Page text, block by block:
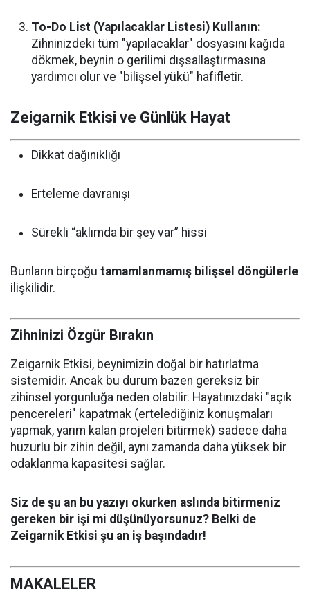
To-Do List (Yapılacaklar Listesi) Kullanın:
Zihninizdeki tüm "yapılacaklar" dosyasını kağıda
dökmek, beynin o gerilimi dışsallaştırmasına
yardımcı olur ve "bilişsel yükü" hafifletir.
Zeigarnik Etkisi ve Günlük Hayat
Dikkat dağınıklığı
Erteleme davranışı
Sürekli “aklımda bir şey var” hissi
Bunların birçoğu tamamlanmamış bilişsel döngülerle
ilişkilidir.
Zihninizi Özgür Bırakın
Zeigarnik Etkisi, beynimizin doğal bir hatırlatma
sistemidir. Ancak bu durum bazen gereksiz bir
zihinsel yorgunluğa neden olabilir. Hayatınızdaki "açık
pencereleri" kapatmak (ertelediğiniz konuşmaları
yapmak, yarım kalan projeleri bitirmek) sadece daha
huzurlu bir zihin değil, aynı zamanda daha yüksek bir
odaklanma kapasitesi sağlar.
Siz de şu an bu yazıyı okurken aslında bitirmeniz
gereken bir işi mi düşünüyorsunuz? Belki de
Zeigarnik Etkisi şu an iş başındadır!
MAKALELER